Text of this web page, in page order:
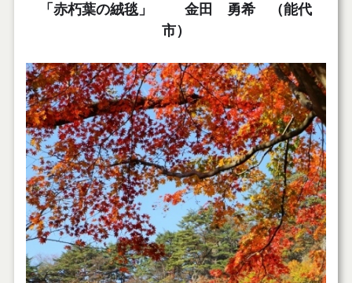
「赤朽葉の絨毯」 金田 勇希 （能代
市）